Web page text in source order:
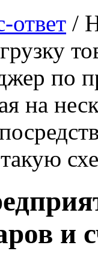
ответ /
по
на
и